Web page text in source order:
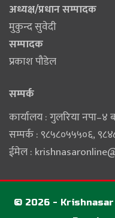
अध्यक्ष/प्रधान सम्पादक
मुकुन्द सुवेदी
सम्पादक
प्रकाश पौडेल
सम्पर्क
कार्यालय : गुलरिया नपा–४
सम्पर्क : ९८५८०५५५०६‚
ईमेल :
© 2026 -